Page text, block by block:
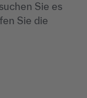
Sie es
Sie die